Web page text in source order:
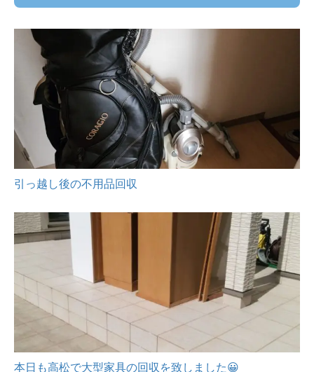
引っ越し後の不用品回収
本日も高松で大型家具の回収を致しました😀